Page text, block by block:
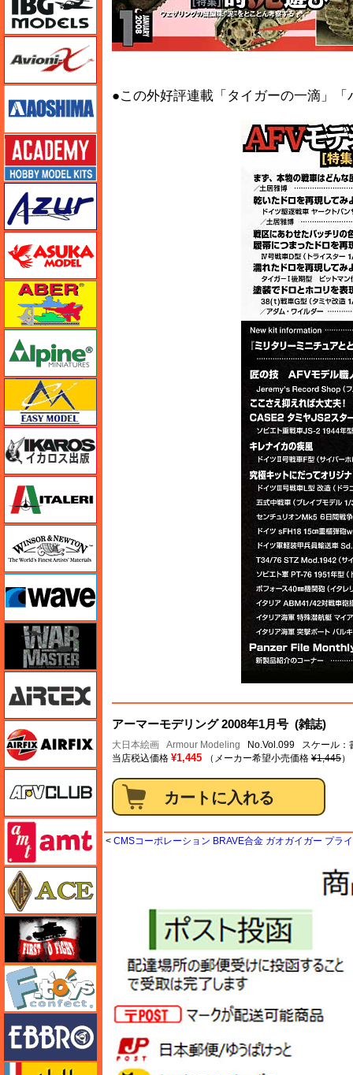
●この外好評連載「タイガーの一滴」
アーマーモデリング 2008年1月号 (雑誌)
大日本絵画 Armour Modeling No.Vol.099 スケール：
当店税込価格 ¥1,445 （メーカー希望小売価格 ¥1,445）
< CMSコーポレーション BRAVE合金 ガオガイガー プラ
Avioni-X（アヴィオニクス）
アオシマ
エアフィックス
AFVクラブ
エフトイズ
エブロ
エレール